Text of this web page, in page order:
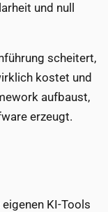
und null
scheitert,
kostet und
aufbaust,
erzeugt.
KI-Tools